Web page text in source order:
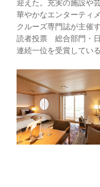
迎えた。充実の施設や
華やかなエンターティ
クルーズ専門誌が主催
読者投票 総合部門・
連続一位を受賞してい